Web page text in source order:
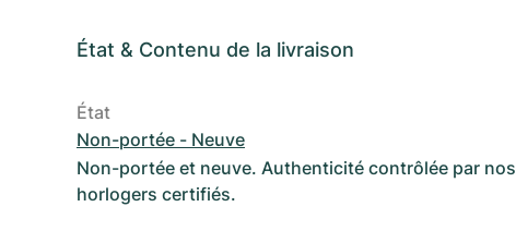
État & Contenu de la livraison
État
Non-portée - Neuve
Non-portée et neuve. Authenticité contrôlée par nos
horlogers certifiés.